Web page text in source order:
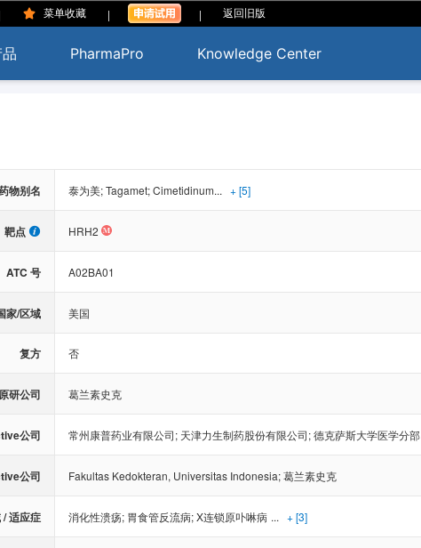
菜单收藏 | | 返回旧版
PharmaPro Knowledge Center
物别名 泰为美; Tagamet; Cimetidinum... + [5]
靶点 HRH2
ATC 号 A02BA01
家/区域 美国
复方 否
原研公司 葛兰素史克
公司 常州康普药业有限公司; 天津力生制药股份有限公司;德克萨斯大学医学分部
公司 Fakultas Kedokteran, Universitas Indonesia;葛兰素史克
适应症 消化性溃疡; 胃食管反流病;X连锁原卟啉病 ... + [3]